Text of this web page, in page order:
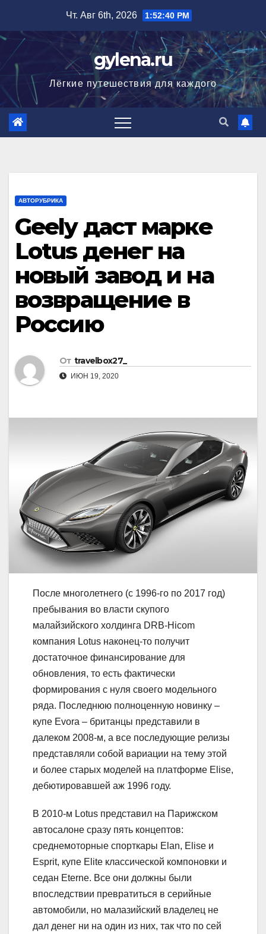
содержимому
Чт. Авг 6th, 2026 1:52:40 PM
gylena.ru
Лёгкие путешествия для каждого
АВТОРУБРИКА
Geely даст марке
Lotus денег на
новый завод и на
возвращение в
Россию
От travelbox27_
ИЮН 19, 2020
После многолетнего (с 1996-го по 2017 год)
пребывания во власти скупого
малайзийского холдинга DRB-Hicom
компания Lotus наконец-то получит
достаточное финансирование для
обновления, то есть фактически
формирования с нуля своего модельного
ряда. Последнюю полноценную новинку –
купе Evora – британцы представили в
далеком 2008-м, а все последующие релизы
представляли собой вариации на тему этой
и более старых моделей на платформе Elise,
дебютировавшей аж 1996 году.
В 2010-м Lotus представил на Парижском
автосалоне сразу пять концептов:
среднемоторные спорткары Elan, Elise и
Esprit, купе Elite классической компоновки и
седан Eterne. Все они должны были
впоследствии превратиться в серийные
автомобили, но малазийский владелец не
дал денег ни на один из них, так что по сей